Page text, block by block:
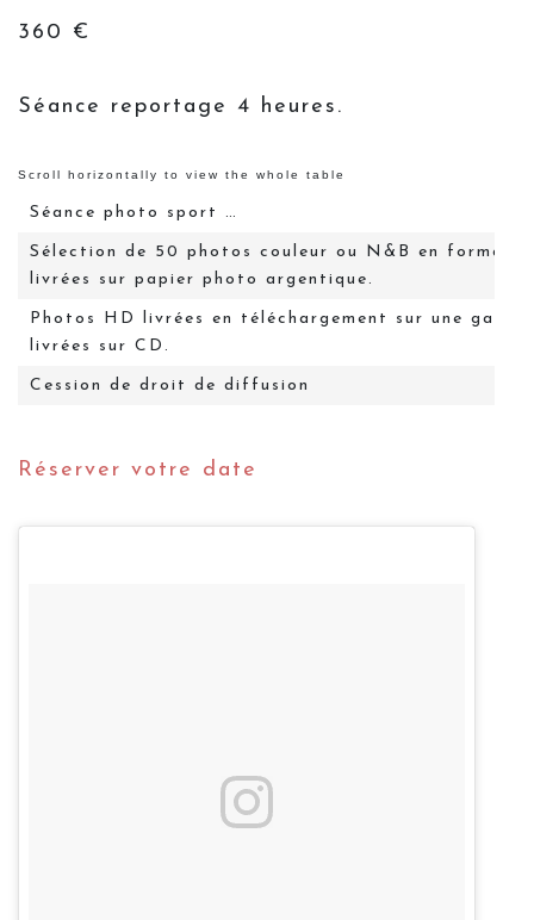
360 €
Séance reportage 4 heures.
Séance photo sport …
Sélection de 50 photos couleur ou N&B en format
livrées sur papier photo argentique.
Photos HD livrées en téléchargement sur une
livrées sur CD.
Cession de droit de diffusion
Réserver votre date